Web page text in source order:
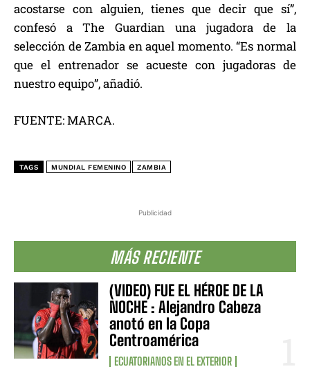
Publicidad
MÁS RECIENTE
(VIDEO) FUE EL HÉROE DE LA
NOCHE : Alejandro Cabeza
anotó en la Copa
Centroamérica
ECUATORIANOS EN EL EXTERIOR
acostarse con alguien, tienes que decir que sí”,
confesó a The Guardian una jugadora de la
selección de Zambia en aquel momento. “Es normal
que el entrenador se acueste con jugadoras de
nuestro equipo”, añadió.
FUENTE: MARCA.
TAGS MUNDIAL FEMENINO ZAMBIA